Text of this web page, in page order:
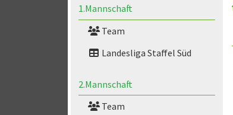
1.Mannschaft
Team
Landesliga Staffel Süd
2.Mannschaft
Team